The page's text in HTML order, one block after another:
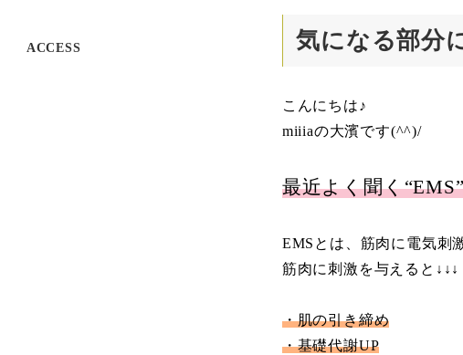
ACCESS 気になる部分
こんにちは♪
miiiaの大濱です(^^)/
最近よく聞く
EMSとは、筋肉に電気刺
筋肉に刺激を与えると↓↓↓
・肌の引き締め
・基礎代謝UP